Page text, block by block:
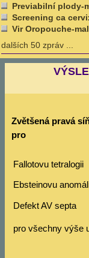
Previabilní plody-
Screening ca
Vir Oropouche-
dalších 50 zpráv ...
Zvětšená pravá
pro
Fallotovu tetralogii
Ebsteinovu
Defekt AV septa
pro všechny výše